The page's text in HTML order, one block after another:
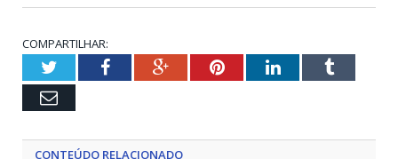
COMPARTILHAR:
TwitterFacebookGoogle+PinterestLinkedInTumblr
Email
CONTEÚDO RELACIONADO